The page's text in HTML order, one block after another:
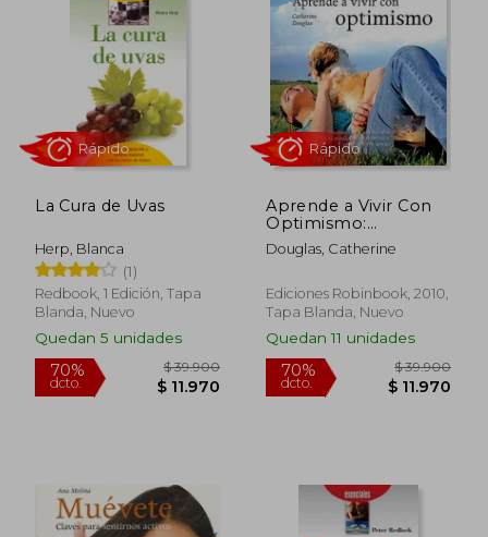
70%
dcto. $ 11.970
Rápido
70%
dcto.
Rápido
La Cura de Uvas
Herp, Blanca
(1)
Redbook, 1 Edición, Tapa
Blanda, Nuevo
Quedan 5 unidades
Aprende a Vivir Con
Optimismo:
Desarrolla Tu
Motivación Con El
Y Consigue Tus Metas
Douglas, Catherine
Ediciones Robinbook, 2010,
Tapa Blanda, Nuevo
Quedan 11 unidades